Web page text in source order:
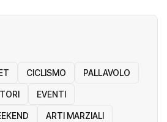
CICLISMO PALLAVOLO
EVENTI
ARTI MARZIALI